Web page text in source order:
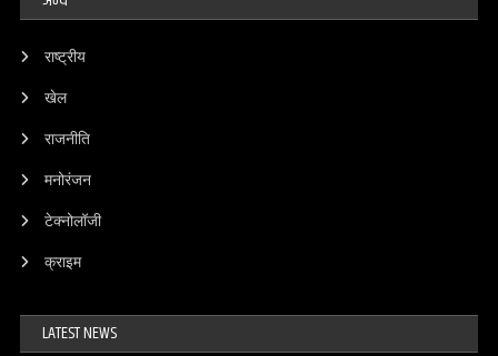
राष्ट्रीय
खेल
राजनीति
मनोरंजन
टेक्नोलॉजी
क्राइम
LATEST NEWS